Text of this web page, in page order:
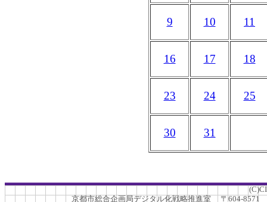
9 10 11
16 17 18
23 24 25
30 31
京都市総合企画局デジタル化戦略推進室 〒604-8571